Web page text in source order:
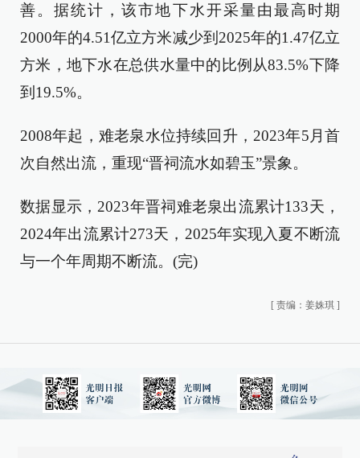
善。据统计，该市地下水开采量由最高时期
2000年的4.51亿立方米减少到2025年的1.47亿立
方米，地下水在总供水量中的比例从83.5%下降
到19.5%。
2008年起，难老泉水位持续回升，2023年5月首
次自然出流，重现“晋祠流水如碧玉”景象。
数据显示，2023年晋祠难老泉出流累计133天，
2024年出流累计273天，2025年实现入夏不断流
与一个年周期不断流。(完)
[ 责编：姜姝琪 ]